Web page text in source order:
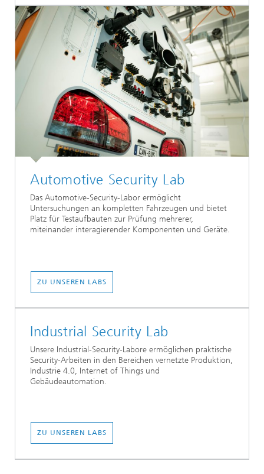
Automotive Security Lab
Das Automotive-Security-Labor ermöglicht
Untersuchungen an kompletten Fahrzeugen und bietet
Platz für Testaufbauten zur Prüfung mehrerer,
miteinander interagierender Komponenten und Geräte.
ZU UNSEREN LABS
Industrial Security Lab
Unsere Industrial-Security-Labore ermöglichen praktische
Security-Arbeiten in den Bereichen vernetzte Produktion,
Industrie 4.0, Internet of Things und
Gebäudeautomation.
ZU UNSEREN LABS